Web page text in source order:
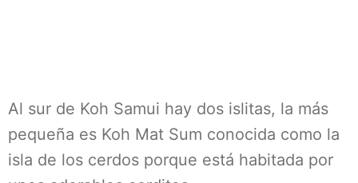
Al sur de Koh Samui hay dos islitas, la más
pequeña es Koh Mat Sum conocida como la
isla de los cerdos porque está habitada por